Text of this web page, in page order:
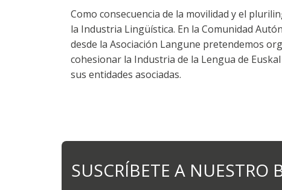
Como consecuencia de la movilidad y el
la Industria Lingüística. En la Comunidad
desde la Asociación Langune pretendemos
cohesionar la Industria de la Lengua de
sus entidades asociadas.
SUSCRÍBETE A NUESTRO